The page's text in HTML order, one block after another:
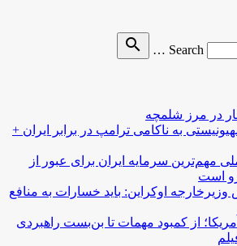
Search …
search
در مرز شلمچه
به ناکامی ترامپ در برابر ایران +
مهم‌ترین سرمایه ایران برای عبور از
است
اوکراین: باید خسارات به منافع
از کمبود مهمات تا بن‌بست راهبردی